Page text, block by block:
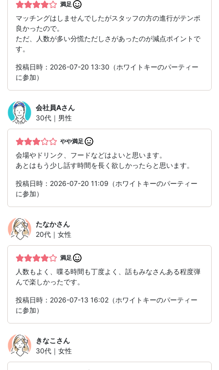
満足
マッチングはしませんでしたがスタッフの方の進行がテンポ
良かったので。
ただ、人数が多い分慌ただしさがあったのが減点ポイントで
す。
投稿日時：2026-07-20 13:30（ホワイトキーのパーティー
に参加）
会社員Aさん
30代｜男性
やや満足
会場やドリンク、フードなどはよいと思います。
あとはもう少し話す時間を長く欲しかったらと思います。
投稿日時：2026-07-20 11:09（ホワイトキーのパーティー
に参加）
たなかさん
20代｜女性
満足
人数もよく、喋る時間も丁度よく、話もみなさんある程度弾
んで楽しかったです。
投稿日時：2026-07-13 16:02（ホワイトキーのパーティー
に参加）
きなこ さん
30代｜女性